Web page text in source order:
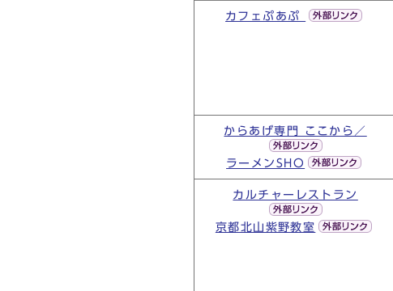
カフェぷあぷ
からあげ専門 ここから／
ラーメンSHO
カルチャーレストラン
京都北山紫野教室